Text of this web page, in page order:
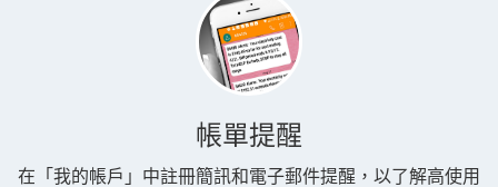
帳單提醒
在「我的帳戶」中註冊簡訊和電子郵件提醒，以了解高使用